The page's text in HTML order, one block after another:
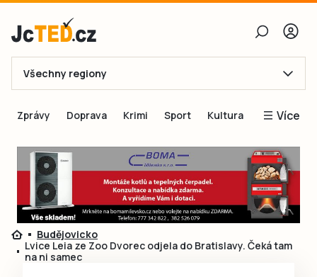
E-mail
Obnovit heslo
Přihlásit se
Přihlásit se přes Facebook
Všechny regiony
Zprávy Doprava Krimi Sport Kultura Více
Blogy
Inspirace
Čtenáři píší
Speciální přílohy
Inzerce
Budějovicko
Lvice Leia ze Zoo Dvorec odjela do Bratislavy. Čeká tam
na ni samec